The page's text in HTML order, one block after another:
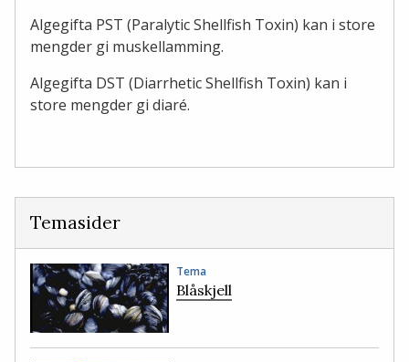
Algegifta PST (Paralytic Shellfish Toxin) kan i store
mengder gi muskellamming.
Algegifta DST (Diarrhetic Shellfish Toxin) kan i
store mengder gi diaré.
Temasider
Tema
Blåskjell